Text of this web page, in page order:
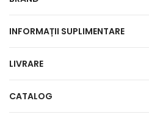
INFORMAȚII SUPLIMENTARE
LIVRARE
CATALOG